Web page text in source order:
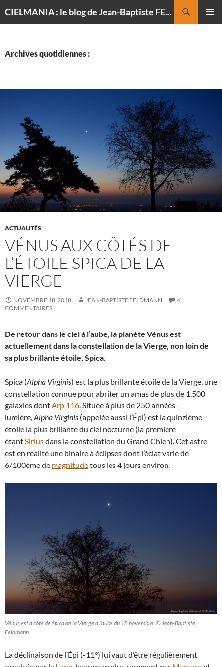
CIELMANIA : le blog de Jean-Baptiste FELDMANN, photographe du ciel
Archives quotidiennes :
ACTUALITÉS
VÉNUS AUX CÔTÉS DE
L’ÉTOILE SPICA DE LA
VIERGE
NOVEMBRE 18, 2018 JEAN-BAPTISTE FELDMANN
4
COMMENTAIRES
De retour dans le ciel à l’aube, la planète Vénus est
actuellement dans la constellation de la Vierge, non loin de
sa plus brillante étoile, Spica.
Spica (Alpha Virginis) est la plus brillante étoile de la Vierge, une
constellation connue pour abriter un amas de plus de 1.500
galaxies dontArp 116.Située à plus de 250 années-
lumière,Alpha Virginis (appelée aussi l’Épi) est la quinzième
étoile la plus brillante du ciel nocturne (la première
étantSiriusdans la constellation du Grand Chien). Cet astre
est en réalité une binaire à éclipses dont l’éclat varie de
6/100ème de magnitudetous les 4 jours environ.
Vénus est à côté de Spica de la Vierge à l’aube du 18 novembre. © Jean-Baptiste
Feldmann
La déclinaison de l’Épi (-11°) lui vaut d’être régulièrement